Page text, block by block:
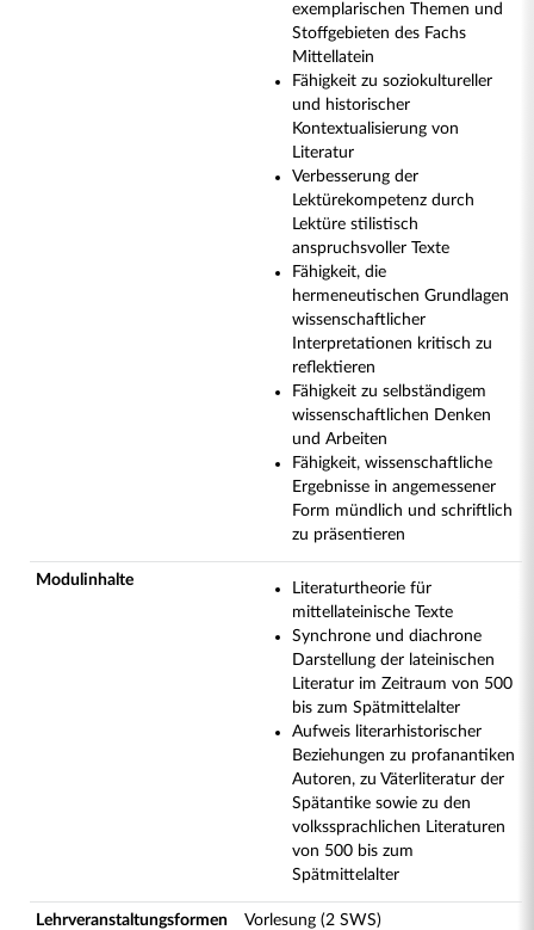
exemplarischen Themen und
Stoffgebieten des Fachs
Mittellatein
Fähigkeit zu soziokultureller
und historischer
Kontextualisierung von
Literatur
Verbesserung der
Lektürekompetenz durch
Lektüre stilistisch
anspruchsvoller Texte
Fähigkeit, die
hermeneutischen Grundlagen
wissenschaftlicher
Interpretationen kritisch zu
reflektieren
Fähigkeit zu selbständigem
wissenschaftlichen Denken
und Arbeiten
Fähigkeit, wissenschaftliche
Ergebnisse in angemessener
Form mündlich und schriftlich
zu präsentieren
Modulinhalte
Literaturtheorie für
mittellateinische Texte
Synchrone und diachrone
Darstellung der lateinischen
Literatur im Zeitraum von 500
bis zum Spätmittelalter
Aufweis literarhistorischer
Beziehungen zu profanantiken
Autoren, zu Väterliteratur der
Spätantike sowie zu den
volkssprachlichen Literaturen
von 500 bis zum
Spätmittelalter
Lehrveranstaltungsformen
Vorlesung (2 SWS)